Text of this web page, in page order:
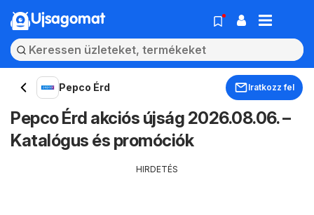
Ujsagomat
Pepco Érd Iratkozz fel
Pepco Érd akciós újság 2026.08.06. –
Katalógus és promóciók
HIRDETÉS